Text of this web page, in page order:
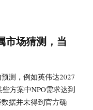
市场猜测，当
测，例如英伟达2027
方案中NPO需求达到
据并未得到官方确